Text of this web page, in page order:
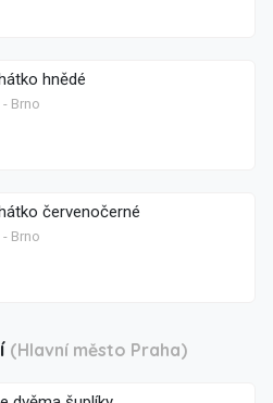
hnědé
Brno
červenočerné
Brno
(Hlavní město Praha)